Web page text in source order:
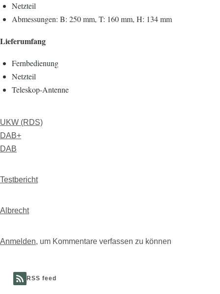
Netzteil
Abmessungen: B: 250 mm, T: 160 mm, H: 134 mm
Lieferumfang
Fernbedienung
Netzteil
Teleskop-Antenne
UKW (RDS)
DAB+
DAB
Testbericht
Albrecht
Anmelden, um Kommentare verfassen zu können
RSS feed